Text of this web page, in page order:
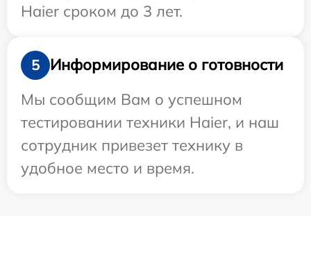
Haier сроком до 3 лет.
5
Информирование о готовности
Мы сообщим Вам о успешном
тестировании техники Haier, и наш
сотрудник привезет технику в
удобное место и время.